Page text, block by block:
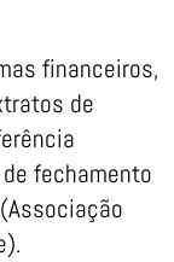
financeiros,
de
fechamento